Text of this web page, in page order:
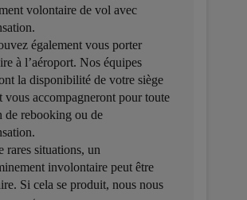
volontaire de vol avec
également vous porter
à l’aéroport. Nos équipes
la disponibilité de votre siège
vous accompagneront pour toute
de rebooking ou de
rares situations, un
involontaire peut être
Si cela se produit, nous nous